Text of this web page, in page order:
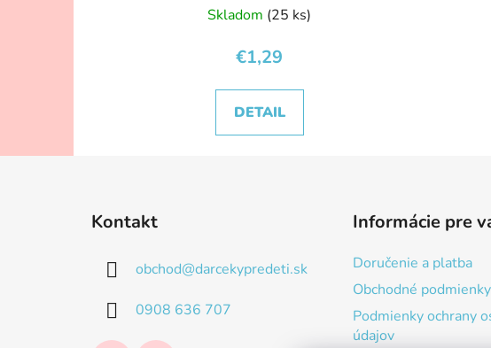
Skladom (25 ks)
€1,29
DETAIL
Kontakt
obchod@darcekypredeti.sk
0908 636 707
Informácie pre
Doručenie a platba
Obchodné podmienky
Podmienky ochrany
údajov